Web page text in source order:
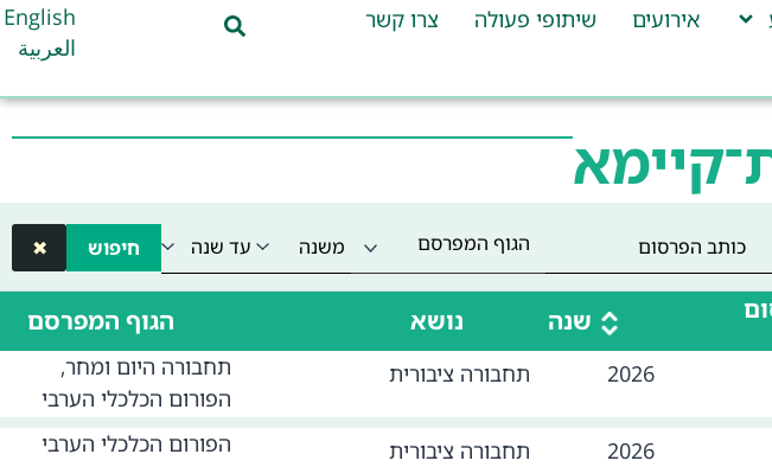
אירועים שיתופי פעולה צרו קשר
English
العربية
הגוף המפרסם חיפוש ✖
שנה נושא הגוף המפרסם
2026 תחבורה ציבורית
תחבורה היום ומחר,
הפורום הכלכלי הערבי
2026 תחבורה ציבורית הפורום הכלכלי הערבי